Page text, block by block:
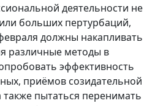
деятельности не
больших пертурбаций,
должны накапливать
различные методы в
эффективность
приёмов созидательной
пытаться перенимать